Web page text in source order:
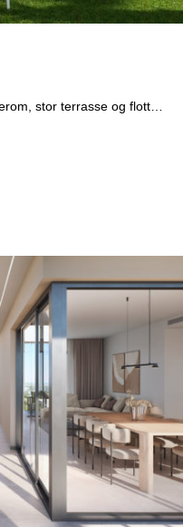
stor terrasse og flott…